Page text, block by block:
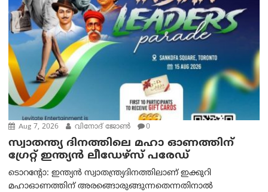
Aug 7, 2026 വിനോദ് ജോൺ 0
സ്വാതന്ത്യ ദിനത്തിലെ മഹാ ഓണത്തിന്
ഗ്രേറ്റ് ഇന്ത്യൻ ലീഡേഴ്സ് പരേഡ്
ടൊറന്റോ: ഇന്ത്യൻ സ്വാതന്ത്ര്യദിനത്തിലാണ് ഇക്കുറി
മഹാഓണത്തിന് അരങ്ങൊരുങ്ങുന്നതെന്നതിനാൽ